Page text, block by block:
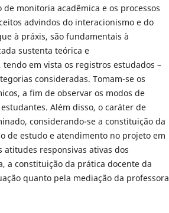
monitoria acadêmica e os processos
advindos do interacionismo e do
à práxis, são fundamentais à
sustenta teórica e
em vista os registros estudados –
consideradas. Tomam-se os
a fim de observar os modos de
Além disso, o caráter de
considerando-se a constituição da
de estudo e atendimento no projeto em
atitudes responsivas ativas dos
a constituição da prática docente da
quanto pela mediação da professora